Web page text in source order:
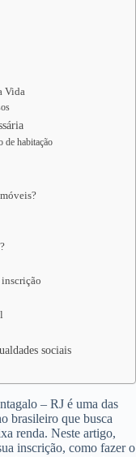
Vida
de habitação
sociais
– RJ é uma das
brasileiro que busca
renda. Neste artigo,
inscrição, como fazer o